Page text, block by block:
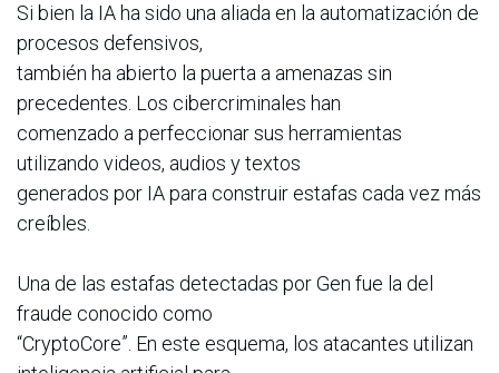
Si bien la IA ha sido una aliada en la automatización de
procesos defensivos,
también ha abierto la puerta a amenazas sin
precedentes. Los cibercriminales han
comenzado a perfeccionar sus herramientas
utilizando videos, audios y textos
generados por IA para construir estafas cada vez más
creíbles.
Una de las estafas detectadas por Gen fue la del
fraude conocido como
“CryptoCore”. En este esquema, los atacantes utilizan